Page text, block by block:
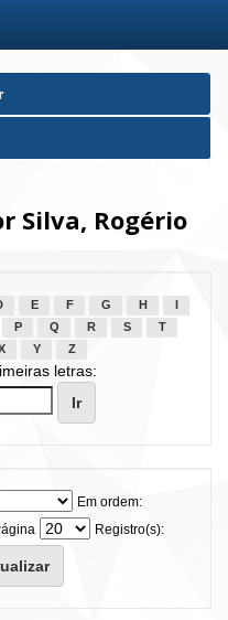
Silva, Rogério
E F G H
P Q R S
T
Y Z
letras:
Em ordem:
Registro(s):